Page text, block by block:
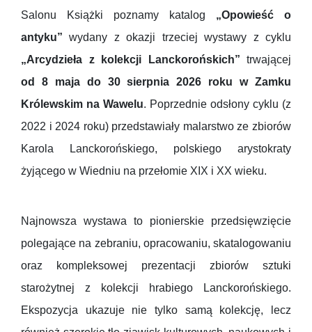
Salonu Książki poznamy katalog „Opowieść o
antyku” wydany z okazji trzeciej wystawy z cyklu
„Arcydzieła z kolekcji Lanckorońskich” trwającej
od 8 maja do 30 sierpnia 2026 roku w Zamku
Królewskim na Wawelu. Poprzednie odsłony cyklu (z
2022 i 2024 roku) przedstawiały malarstwo ze zbiorów
Karola Lanckorońskiego, polskiego arystokraty
żyjącego w Wiedniu na przełomie XIX i XX wieku.
Najnowsza wystawa to pionierskie przedsięwzięcie
polegające na zebraniu, opracowaniu, skatalogowaniu
oraz kompleksowej prezentacji zbiorów sztuki
starożytnej z kolekcji hrabiego Lanckorońskiego.
Ekspozycja ukazuje nie tylko samą kolekcję, lecz